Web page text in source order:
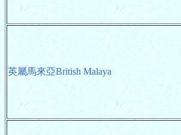
英屬馬來亞British Malaya